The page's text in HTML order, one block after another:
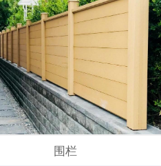
围栏